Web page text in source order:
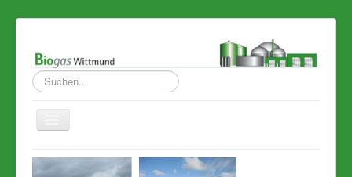
Suchen...
Toggle
Startseite